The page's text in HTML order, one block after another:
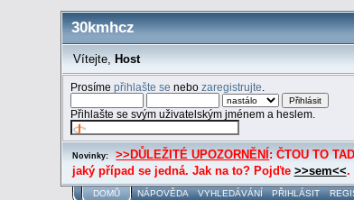
30kmhcz
Vítejte, Host
Prosímepřihlašte se nebozaregistrujte
Přihlašte se svým uživatelským jménem a heslem.
Novinky: >>DŮLEŽITÉ UPOZORNĚNÍ : ČTOU TO
jaký případ se jedná. Jak na to? Pojďte >>sem<<.
DOMŮ NÁPOVĚDA VYHLEDÁVÁNÍ PŘIHLÁSIT